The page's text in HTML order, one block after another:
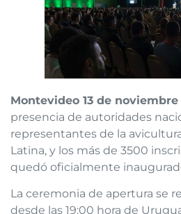
Montevideo 13 de noviembre
presencia de autoridades
representantes de la
Latina, y los más de 3500
quedó oficialmente
La ceremonia de apertura se
desde las 19:00 hora de